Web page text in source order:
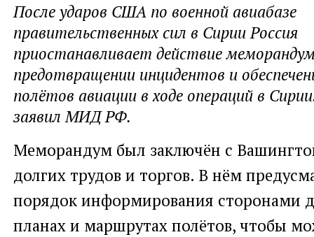
После ударов США по военной авиабазе
правительственных сил в Сирии Россия
приостанавливает действие
предотвращении инцидентов и
полётов авиации в ходе операций в
заявил МИД РФ.
Меморандум был заключён с
долгих трудов и торгов. В нём
порядок информирования сторонами
планах и маршрутах полётов, чтобы